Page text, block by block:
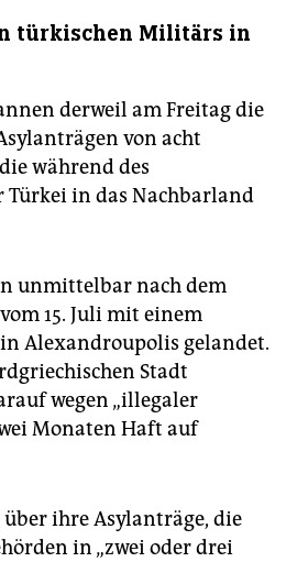
türkischen Militärs in
derweil am Freitag die
von acht
während des
Türkei in das Nachbarland
unmittelbar nach dem
15. Juli mit einem
Alexandroupolis gelandet.
Stadt
wegen „illegaler
Monaten Haft auf
ihre Asylanträge, die
in „zwei oder drei